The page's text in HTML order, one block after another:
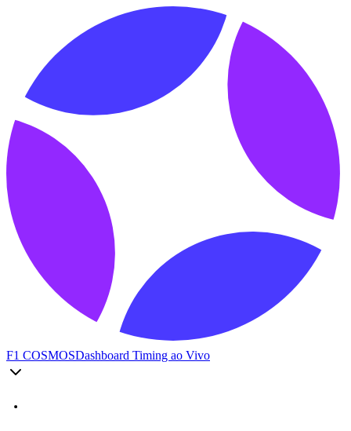
F1 COSMOSDashboard Timing ao Vivo